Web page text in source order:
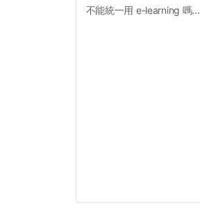
不能統一用 e-learning 嗎...